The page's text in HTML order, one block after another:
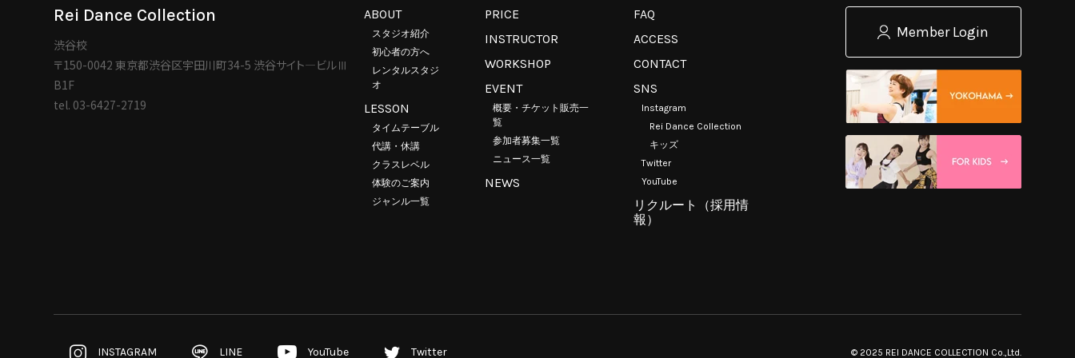
Rei Dance Collection
渋谷校
〒150-0042 東京都渋谷区宇田川町34-5 渋谷サイト―ビルⅢ
B1F
tel. 03-6427-2719
ABOUT
スタジオ紹介
初心者の方へ
レンタルスタジ
オ
LESSON
タイムテーブル
代講・休講
クラスレベル
体験のご案内
ジャンル一覧
PRICE
INSTRUCTOR
WORKSHOP
EVENT
概要・チケット販売一
覧
参加者募集一覧
ニュース一覧
NEWS
FAQ
ACCESS
CONTACT
SNS
Instagram
Rei Dance Collection
キッズ
Twitter
YouTube
リクルート（採用情
報）
Member Login
INSTAGRAM LINE YouTube Twitter © 2025 REI DANCE COLLECTION Co.,Ltd.